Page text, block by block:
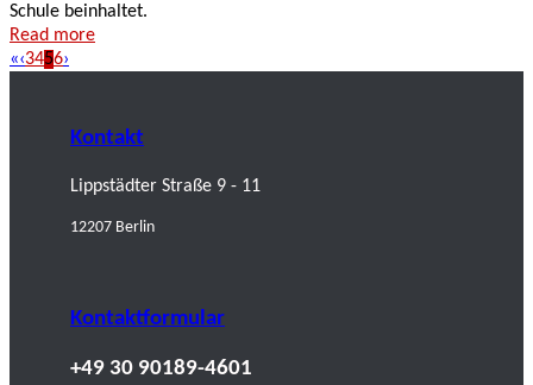
Schule beinhaltet.
Read more
«‹3456›
Kontakt
Lippstädter Straße 9 - 11
12207 Berlin
Kontaktformular
+49 30 90189-4601